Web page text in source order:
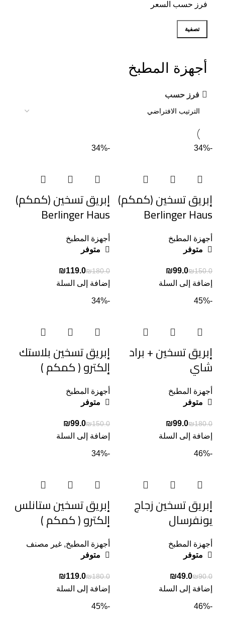
فرز حسب السعر
تصفية
أجهزة المطبخ
فرز حسب
-34%
إبريق تسخين (كمكم)
Berlinger Haus
أجهزة المطبخ
متوفر
₪150.0
₪99.0
إضافة إلى السلة
-34%
إبريق تسخين (كمكم)
Berlinger Haus
أجهزة المطبخ
متوفر
₪180.0
₪119.0
إضافة إلى السلة
-45%
إبريق تسخين + براد
شاي
أجهزة المطبخ
متوفر
₪180.0
₪99.0
إضافة إلى السلة
-34%
إبريق تسخين بلاستك
إلكترو ( كمكم )
أجهزة المطبخ
متوفر
₪150.0
₪99.0
إضافة إلى السلة
-46%
إبريق تسخين زجاج
يونفرسال
أجهزة المطبخ
متوفر
₪90.0
₪49.0
إضافة إلى السلة
-34%
إبريق تسخين ستانلس
إلكترو ( كمكم )
أجهزة المطبخ, غير مصنف
متوفر
₪180.0
₪119.0
إضافة إلى السلة
-46%
-45%